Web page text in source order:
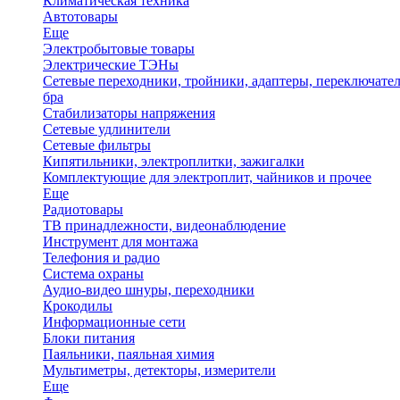
Автотовары
Еще
Электробытовые товары
Электрические ТЭНы
Сетевые переходники, тройники, адаптеры,
бра
Стабилизаторы напряжения
Сетевые удлинители
Сетевые фильтры
Кипятильники, электроплитки, зажигалки
Комплектующие для электроплит, чайников и прочее
Еще
Радиотовары
ТВ принадлежности, видеонаблюдение
Инструмент для монтажа
Телефония и радио
Система охраны
Аудио-видео шнуры, переходники
Крокодилы
Информационные сети
Блоки питания
Паяльники, паяльная химия
Мультиметры, детекторы, измерители
Еще